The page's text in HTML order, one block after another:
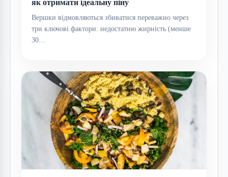
як отримати ідеальну піну
Вершки відмовляються збиватися переважно через
три ключові фактори: недостатню жирність (менше
30…